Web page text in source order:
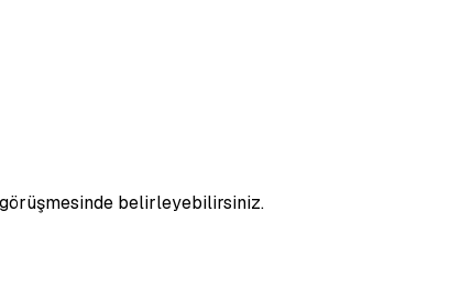
görüşmesinde belirleyebilirsiniz.